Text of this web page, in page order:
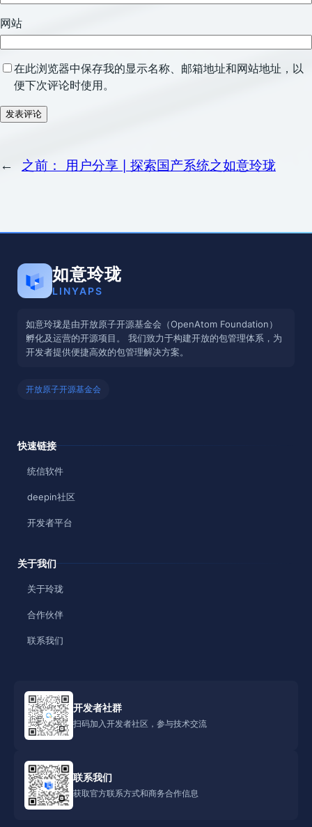
网站
在此浏览器中保存我的显示名称、邮箱地址和网站地址，以
便下次评论时使用。
← 之前： 用户分享 | 探索国产系统之如意玲珑
如意玲珑
LINYAPS
如意玲珑是由开放原子开源基金会（OpenAtom Foundation）
孵化及运营的开源项目。 我们致力于构建开放的包管理体系，为
开发者提供便捷高效的包管理解决方案。
开放原子开源基金会
快速链接
统信软件
deepin社区
开发者平台
关于我们
关于玲珑
合作伙伴
联系我们
开发者社群
扫码加入开发者社区，参与技术交流
联系我们
获取官方联系方式和商务合作信息